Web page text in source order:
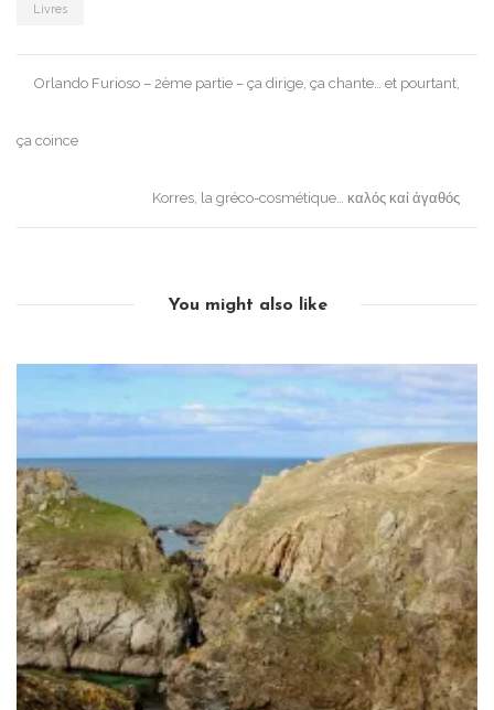
Livres
Post
Orlando Furioso – 2ème partie – ça dirige, ça chante… et pourtant,
ça coince
Korres, la gréco-cosmétique… καλός καί άγαθός
You might also like